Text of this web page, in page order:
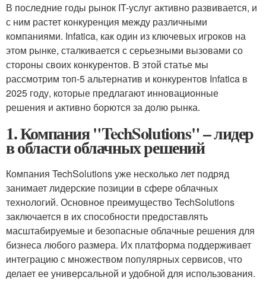
В последние годы рынок IT-услуг активно развивается, и
с ним растет конкуренция между различными
компаниями. Infatica, как один из ключевых игроков на
этом рынке, сталкивается с серьезными вызовами со
стороны своих конкурентов. В этой статье мы
рассмотрим топ-5 альтернатив и конкурентов Infatica в
2025 году, которые предлагают инновационные
решения и активно борются за долю рынка.
1. Компания "TechSolutions" – лидер
в области облачных решений
Компания TechSolutions уже несколько лет подряд
занимает лидерские позиции в сфере облачных
технологий. Основное преимущество TechSolutions
заключается в их способности предоставлять
масштабируемые и безопасные облачные решения для
бизнеса любого размера. Их платформа поддерживает
интеграцию с множеством популярных сервисов, что
делает ее универсальной и удобной для использования.